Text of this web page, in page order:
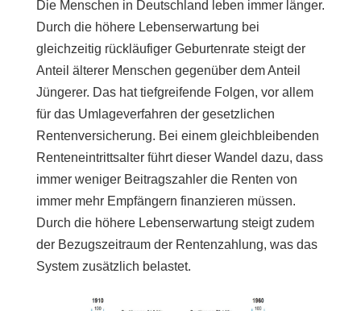
Die Menschen in Deutschland leben immer länger.
Durch die höhere Lebenserwartung bei
gleichzeitig rückläufiger Geburtenrate steigt der
Anteil älterer Menschen gegenüber dem Anteil
Jüngerer. Das hat tiefgreifende Folgen, vor allem
für das Umlageverfahren der gesetzlichen
Rentenversicherung. Bei einem gleichbleibenden
Renteneintrittsalter führt dieser Wandel dazu, dass
immer weniger Beitragszahler die Renten von
immer mehr Empfängern finanzieren müssen.
Durch die höhere Lebenserwartung steigt zudem
der Bezugszeitraum der Rentenzahlung, was das
System zusätzlich belastet.